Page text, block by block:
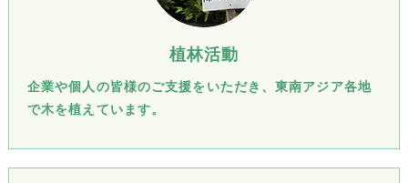
植林活動
企業や個人の皆様のご支援をいただき、東南アジア各地
で木を植えています。